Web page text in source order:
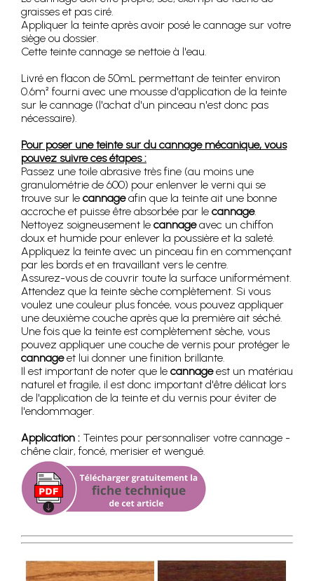
graisses et pas ciré.
Appliquer la teinte après avoir posé le cannage sur votre
siège ou dossier.
Cette teinte cannage se nettoie à l'eau.
Livré en flacon de 50mL permettant de teinter environ
0.6m² fourni avec une mousse d'application de la teinte
sur le cannage (l'achat d'un pinceau n'est donc pas
nécessaire).
Pour poser une teinte sur du cannage mécanique, vous
pouvez suivre ces étapes :
Passez une toile abrasive très fine (au moins une
granulométrie de 600) pour enlenver le verni qui se
trouve sur le cannageafin que la teinte ait une bonne
accroche et puisse être absorbée par le cannage.
Nettoyez soigneusement le cannageavec un chiffon
doux et humide pour enlever la poussière et la saleté.
Appliquez la teinte avec un pinceau fin en commençant
par les bords et en travaillant vers le centre.
Assurez-vous de couvrir toute la surface uniformément.
Attendez que la teinte sèche complètement. Si vous
voulez une couleur plus foncée, vous pouvez appliquer
une deuxième couche après que la première ait séché.
Une fois que la teinte est complètement sèche, vous
pouvez appliquer une couche de vernis pour protéger le
cannageet lui donner une finition brillante.
Il est important de noter que le cannageest un matériau
naturel et fragile, il est donc important d'être délicat lors
de l'application de la teinte et du vernis pour éviter de
l'endommager.
Application : Teintes pour personnaliser votre cannage -
chêne clair, foncé, merisier et wengué.